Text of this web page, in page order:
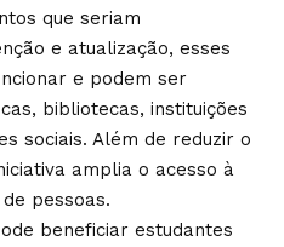
que seriam
e atualização, esses
e podem ser
bibliotecas, instituições
sociais. Além de reduzir o
amplia o acesso à
pessoas.
beneficiar estudantes